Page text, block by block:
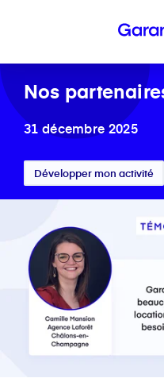
Nos
31 décembre 2025
Développer mon activité